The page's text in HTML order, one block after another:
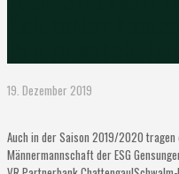
19. Dezember 2019
Auch in der Saison 2019/2020
Männermannschaft der ESG